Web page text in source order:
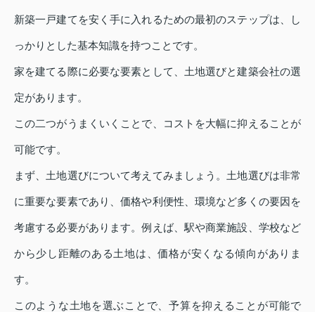
新築一戸建てを安く手に入れるための最初のステップは、し
っかりとした基本知識を持つことです。
家を建てる際に必要な要素として、土地選びと建築会社の選
定があります。
この二つがうまくいくことで、コストを大幅に抑えることが
可能です。
まず、土地選びについて考えてみましょう。土地選びは非常
に重要な要素であり、価格や利便性、環境など多くの要因を
考慮する必要があります。例えば、駅や商業施設、学校など
から少し距離のある土地は、価格が安くなる傾向がありま
す。
このような土地を選ぶことで、予算を抑えることが可能で